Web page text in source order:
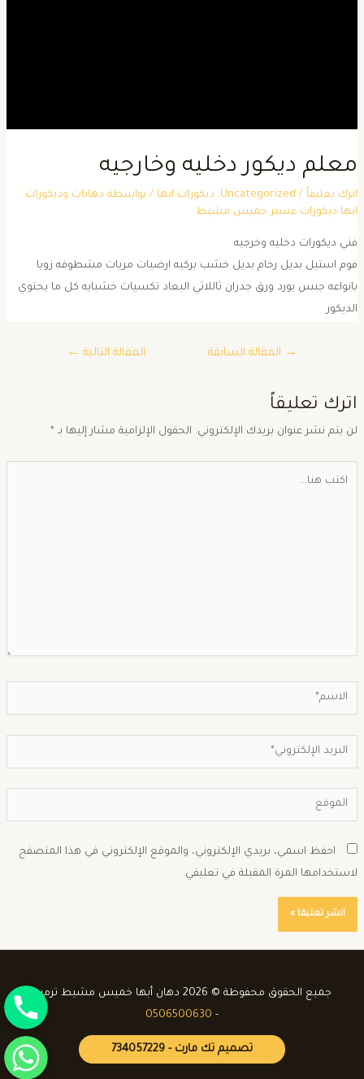
ديكور دخليه وخارجيه
تعليقاً /
Uncategorized
,ديكورات ابها/ بواسطة دهانات وديكورات
ديكورات عسير خميس مشيط
ديكورات دخليه وخرجيه
استيل بديل رخام بديل خشب بركيه ارضيات مريات مشطوفه زويا
جبس بورد ورق جدران ثاللاثي البعاد تكسيات خشبايه كل ما يحتوي
→المقالة السابقة المقالة التالية←
تعليقاً
يتم نشر عنوان بريدك الإلكتروني. الحقول الإلزامية مشار إليها بـ *
احفظ اسمي، بريدي الإلكتروني، والموقع الإلكتروني في هذا المتصفح
المرة المقبلة في تعليقي.
جميع الحقوق محفوظة © 2026 دهان أبها خميس مشيط ترميم
0506500630
تصميم تك مارت - 734057229
جوال
واتساب